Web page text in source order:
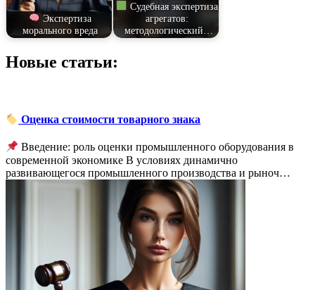
Экспертиза
морального вреда
Судебная экспертиза
агрегатов:
методологический…
Новые статьи:
Оценка стоимости товарного знака
Введение: роль оценки промышленного оборудования в
современной экономике В условиях динамично
развивающегося промышленного производства и рыноч…